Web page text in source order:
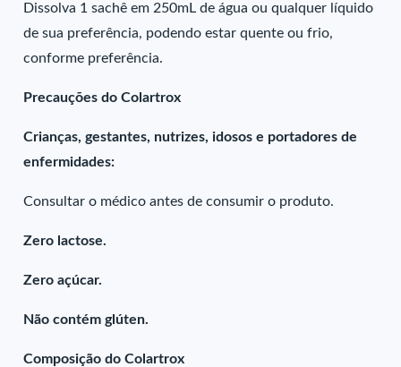
Dissolva 1 sachê em 250mL de água ou qualquer líquido
de sua preferência, podendo estar quente ou frio,
conforme preferência.
Precauções do Colartrox
Crianças, gestantes, nutrizes, idosos e portadores de
enfermidades:
Consultar o médico antes de consumir o produto.
Zero lactose.
Zero açúcar.
Não contém glúten.
Composição do Colartrox